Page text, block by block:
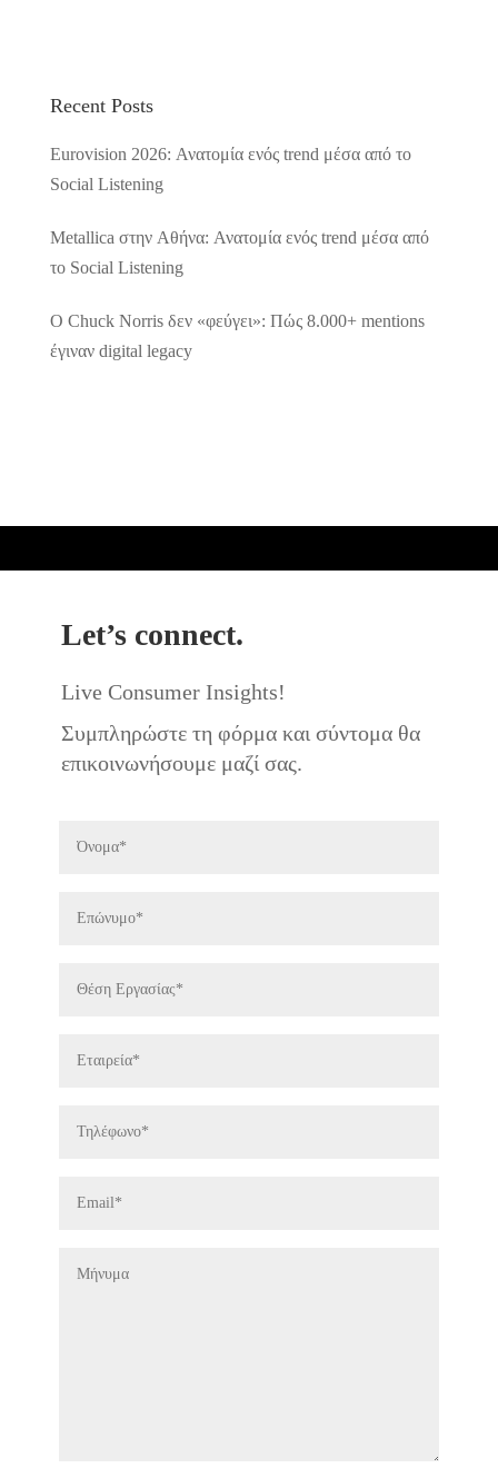
Recent Posts
Eurovision 2026: Ανατομία ενός trend μέσα από το
Social Listening
Metallica στην Αθήνα: Ανατομία ενός trend μέσα από
το Social Listening
Ο Chuck Norris δεν «φεύγει»: Πώς 8.000+ mentions
έγιναν digital legacy
Let’s connect.
Live Consumer Insights!
Συμπληρώστε τη φόρμα και σύντομα θα
επικοινωνήσουμε μαζί σας.